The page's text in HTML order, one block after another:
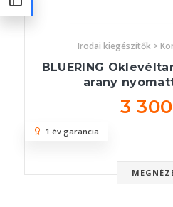
Irodai kiegészítők >
BLUERING
arany
3
1 év garancia